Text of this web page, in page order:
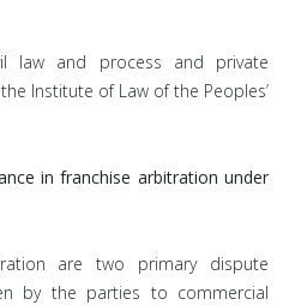
law and process and private
Institute of Law of the Peoples’
in franchise arbitration under
are two primary dispute
by the parties to commercial